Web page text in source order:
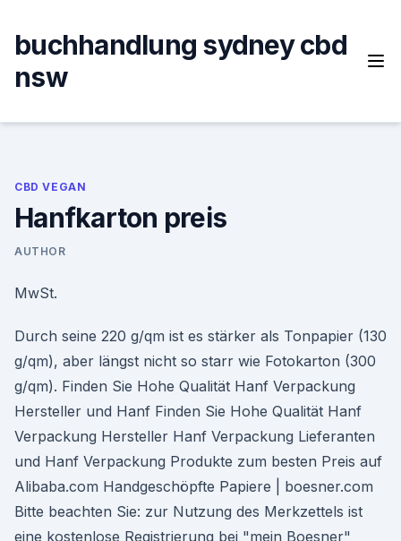
content
buchhandlung sydney cbd
nsw
CBD VEGAN
Hanfkarton preis
AUTHOR
MwSt.
Durch seine 220 g/qm ist es stärker als Tonpapier (130
g/qm), aber längst nicht so starr wie Fotokarton (300
g/qm). Finden Sie Hohe Qualität Hanf Verpackung
Hersteller und Hanf Finden Sie Hohe Qualität Hanf
Verpackung Hersteller Hanf Verpackung Lieferanten
und Hanf Verpackung Produkte zum besten Preis auf
Alibaba.com Handgeschöpfte Papiere | boesner.com
Bitte beachten Sie: zur Nutzung des Merkzettels ist
eine kostenlose Registrierung bei "mein Boesner"